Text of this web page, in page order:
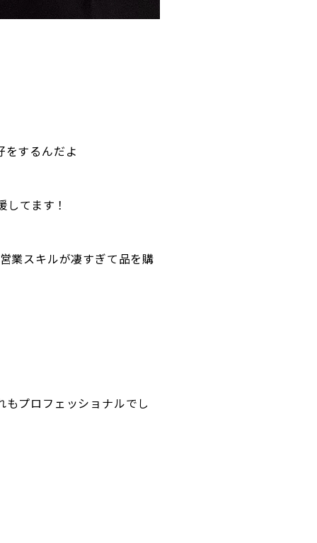
をするんだよ
てます！
業スキルが凄すぎて品を購
プロフェッショナルでし